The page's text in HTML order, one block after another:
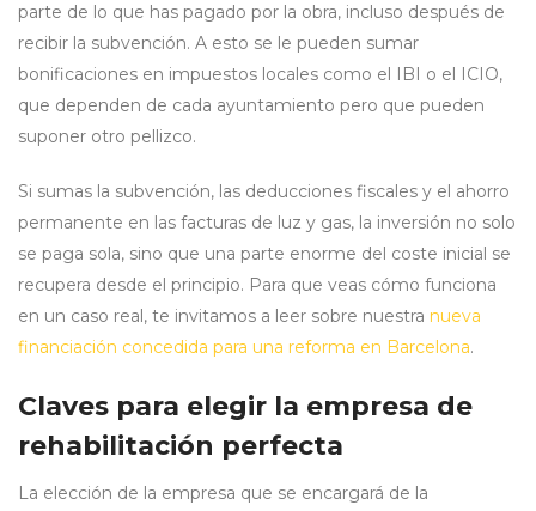
parte de lo que has pagado por la obra, incluso después de
recibir la subvención. A esto se le pueden sumar
bonificaciones en impuestos locales como el IBI o el ICIO,
que dependen de cada ayuntamiento pero que pueden
suponer otro pellizco.
Si sumas la subvención, las deducciones fiscales y el ahorro
permanente en las facturas de luz y gas, la inversión no solo
se paga sola, sino que una parte enorme del coste inicial se
recupera desde el principio. Para que veas cómo funciona
en un caso real, te invitamos a leer sobre nuestra nueva
financiación concedida para una reforma en Barcelona.
Claves para elegir la empresa de
rehabilitación perfecta
La elección de la empresa que se encargará de la